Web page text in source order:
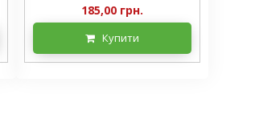
185,00 грн.
Купити